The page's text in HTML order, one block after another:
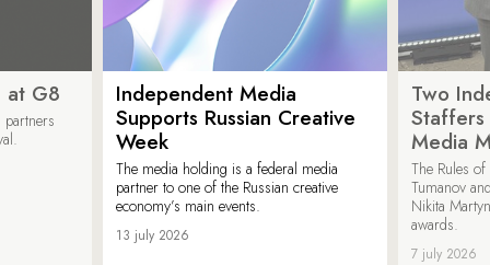
at G8
Independent Media
Supports Russian Creative
Week
The media holding is a federal media
partner to one of the Russian creative
economy’s main events.
13 july 2026
Two
Media
The Rules
Tumanov
Nikita
awards.
7 july 2026